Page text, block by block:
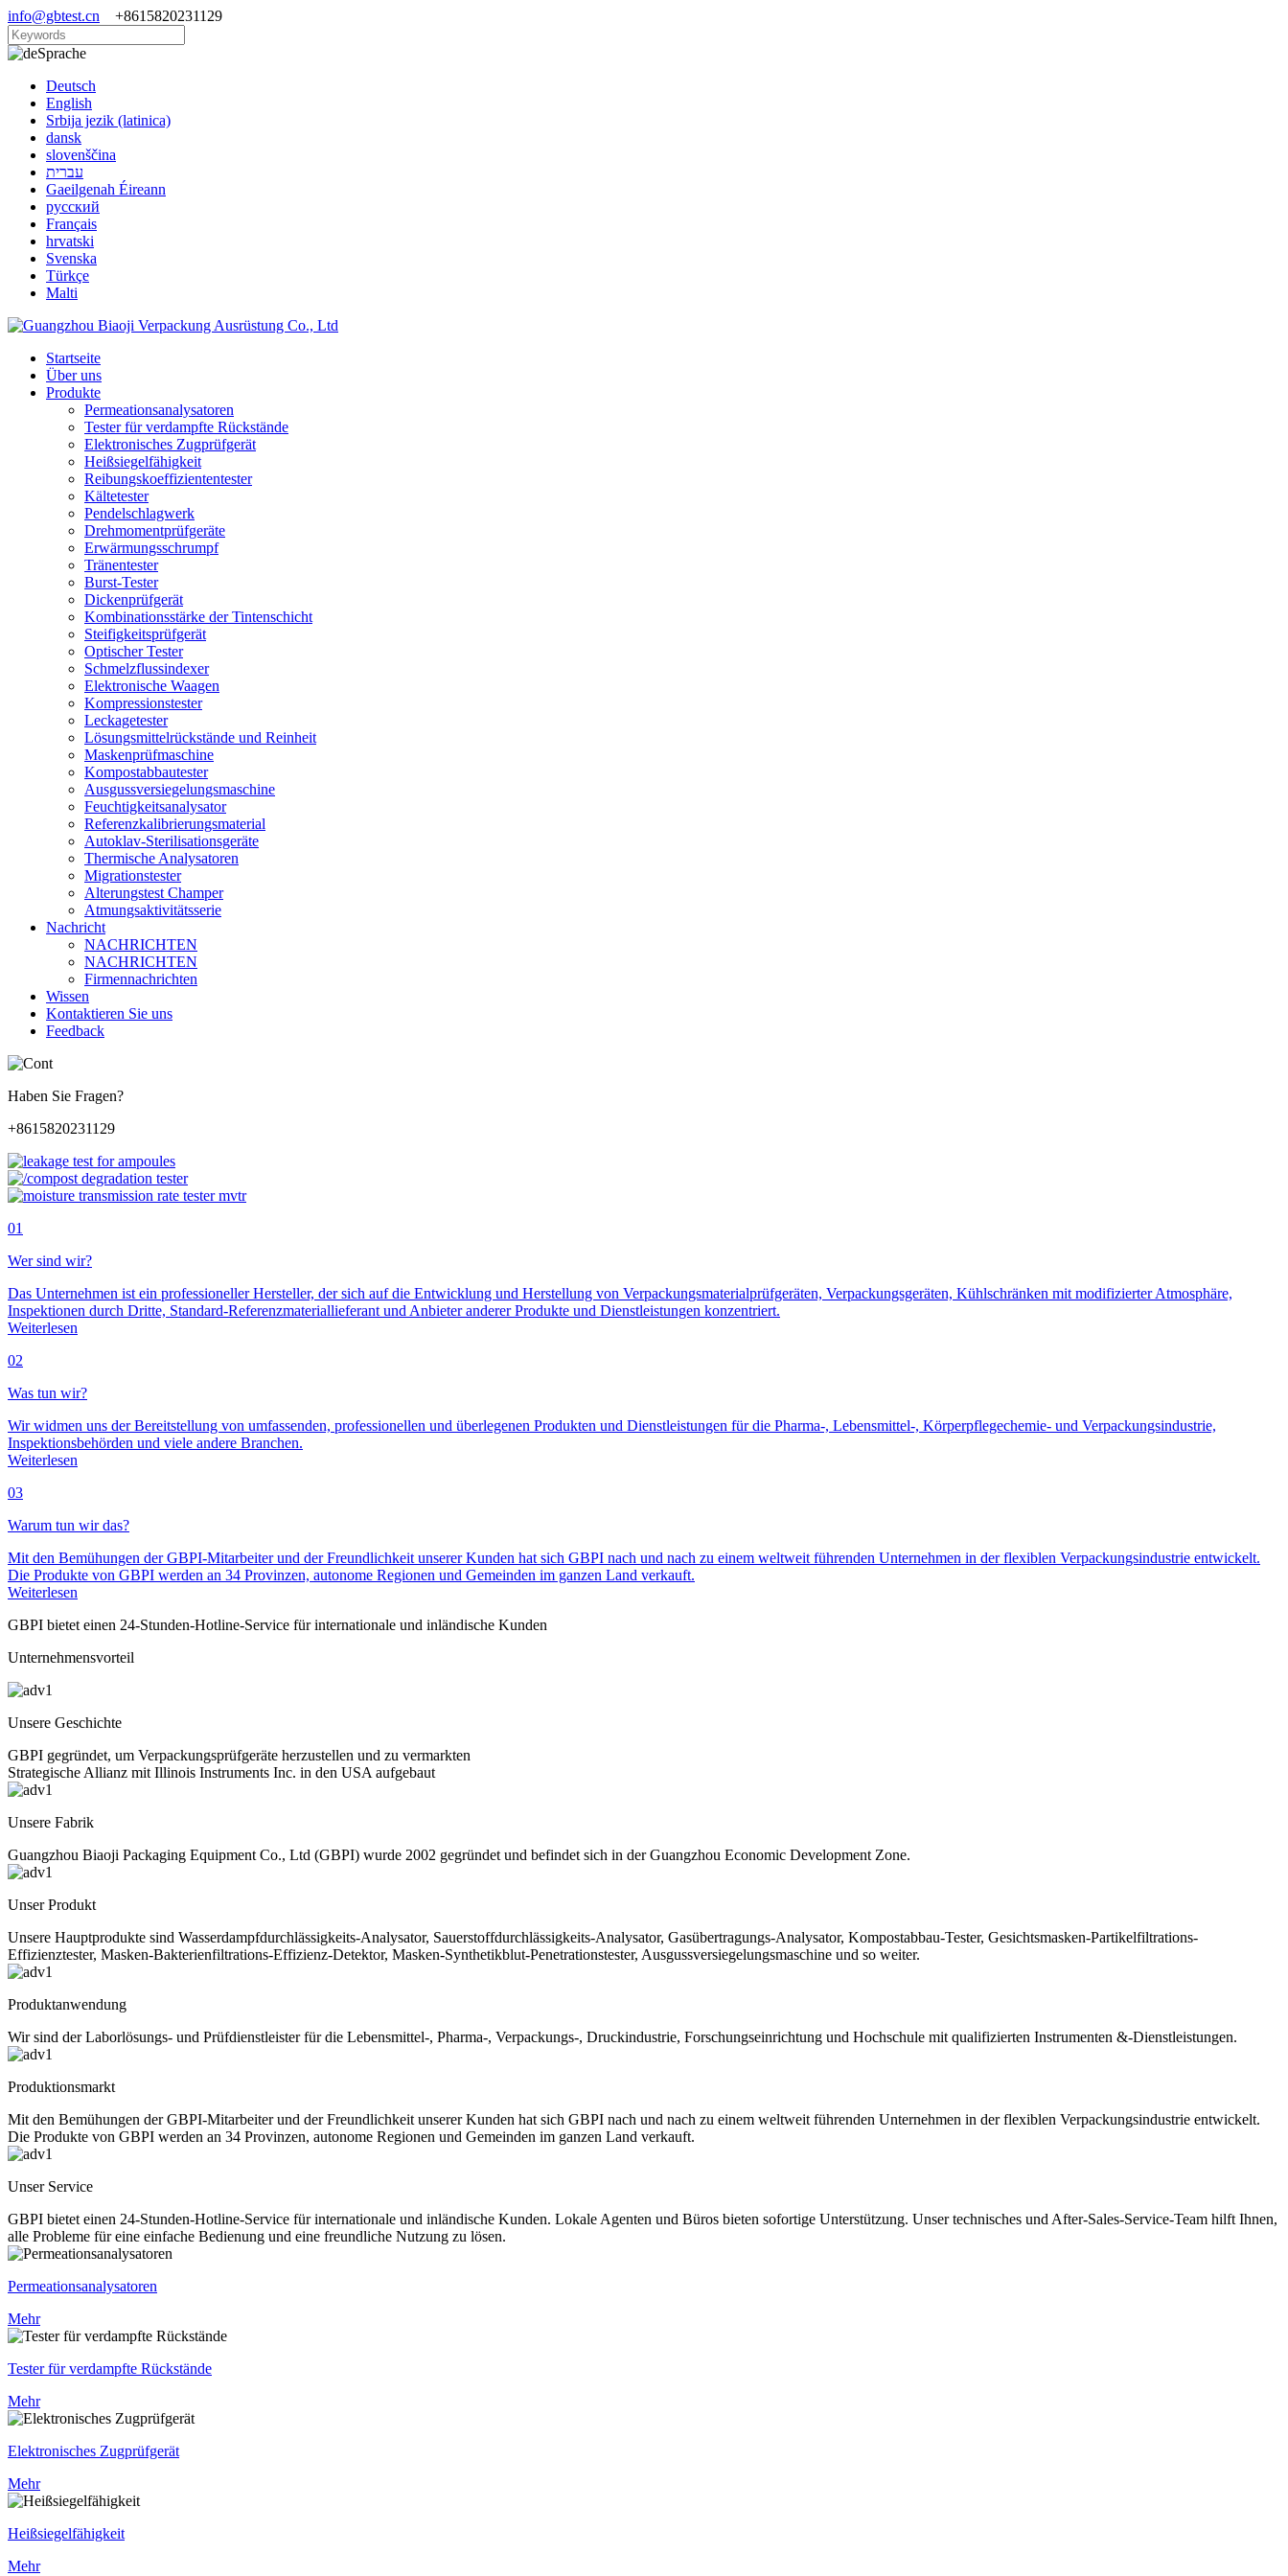
info@gbtest.cn +8615820231129
Sprache
Deutsch
English
Srbija jezik (latinica)
dansk
slovenščina
עברית
Gaeilgenah Éireann
русский
Français
hrvatski
Svenska
Türkçe
Malti
Startseite
Über uns
Produkte
Permeationsanalysatoren
Tester für verdampfte Rückstände
Elektronisches Zugprüfgerät
Heißsiegelfähigkeit
Reibungskoeffiziententester
Kältetester
Pendelschlagwerk
Drehmomentprüfgeräte
Erwärmungsschrumpf
Tränentester
Burst-Tester
Dickenprüfgerät
Kombinationsstärke der Tintenschicht
Steifigkeitsprüfgerät
Optischer Tester
Schmelzflussindexer
Elektronische Waagen
Kompressionstester
Leckagetester
Lösungsmittelrückstände und Reinheit
Maskenprüfmaschine
Kompostabbautester
Ausgussversiegelungsmaschine
Feuchtigkeitsanalysator
Referenzkalibrierungsmaterial
Autoklav-Sterilisationsgeräte
Thermische Analysatoren
Migrationstester
Alterungstest Champer
Atmungsaktivitätsserie
Nachricht
NACHRICHTEN
NACHRICHTEN
Firmennachrichten
Wissen
Kontaktieren Sie uns
Feedback
Haben Sie Fragen?
+8615820231129
01
Wer sind wir?
Das Unternehmen ist ein professioneller Hersteller, der sich auf die Entwicklung und Herstellung von Verpackungsmaterialprüfgeräten, Verpackungsgeräten, Kühlschränken mit modifizierter Atmosphäre,
Inspektionen durch Dritte, Standard-Referenzmateriallieferant und Anbieter anderer Produkte und Dienstleistungen konzentriert.
Weiterlesen
02
Was tun wir?
Wir widmen uns der Bereitstellung von umfassenden, professionellen und überlegenen Produkten und Dienstleistungen für die Pharma-, Lebensmittel-, Körperpflegechemie- und Verpackungsindustrie,
Inspektionsbehörden und viele andere Branchen.
Weiterlesen
03
Warum tun wir das?
Mit den Bemühungen der GBPI-Mitarbeiter und der Freundlichkeit unserer Kunden hat sich GBPI nach und nach zu einem weltweit führenden Unternehmen in der flexiblen Verpackungsindustrie entwickelt.
Die Produkte von GBPI werden an 34 Provinzen, autonome Regionen und Gemeinden im ganzen Land verkauft.
Weiterlesen
GBPI bietet einen 24-Stunden-Hotline-Service für internationale und inländische Kunden
Unternehmensvorteil
Unsere Geschichte
GBPI gegründet, um Verpackungsprüfgeräte herzustellen und zu vermarkten
Strategische Allianz mit Illinois Instruments Inc. in den USA aufgebaut
Unsere Fabrik
Guangzhou Biaoji Packaging Equipment Co., Ltd (GBPI) wurde 2002 gegründet und befindet sich in der Guangzhou Economic Development Zone.
Unser Produkt
Unsere Hauptprodukte sind Wasserdampfdurchlässigkeits-Analysator, Sauerstoffdurchlässigkeits-Analysator, Gasübertragungs-Analysator, Kompostabbau-Tester, Gesichtsmasken-Partikelfiltrations-
Effizienztester, Masken-Bakterienfiltrations-Effizienz-Detektor, Masken-Synthetikblut-Penetrationstester, Ausgussversiegelungsmaschine und so weiter.
Produktanwendung
Wir sind der Laborlösungs- und Prüfdienstleister für die Lebensmittel-, Pharma-, Verpackungs-, Druckindustrie, Forschungseinrichtung und Hochschule mit qualifizierten Instrumenten &-Dienstleistungen.
Produktionsmarkt
Mit den Bemühungen der GBPI-Mitarbeiter und der Freundlichkeit unserer Kunden hat sich GBPI nach und nach zu einem weltweit führenden Unternehmen in der flexiblen Verpackungsindustrie entwickelt.
Die Produkte von GBPI werden an 34 Provinzen, autonome Regionen und Gemeinden im ganzen Land verkauft.
Unser Service
GBPI bietet einen 24-Stunden-Hotline-Service für internationale und inländische Kunden. Lokale Agenten und Büros bieten sofortige Unterstützung. Unser technisches und After-Sales-Service-Team hilft Ihnen,
alle Probleme für eine einfache Bedienung und eine freundliche Nutzung zu lösen.
Permeationsanalysatoren
Mehr
Tester für verdampfte Rückstände
Mehr
Elektronisches Zugprüfgerät
Mehr
Heißsiegelfähigkeit
Mehr